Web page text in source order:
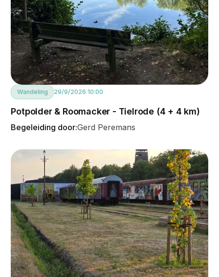
Wandeling 29/9/2026 10:00
Potpolder & Roomacker - Tielrode (4 + 4 km)
Begeleiding door:Gerd Peremans